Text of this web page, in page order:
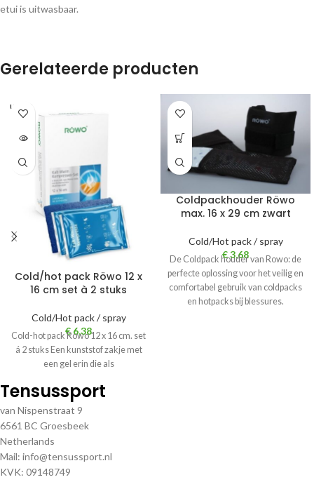
etui is uitwasbaar.
Gerelateerde producten
UITVE
RKOC
Cold/hot pack Röwo 12 x
16 cm set à 2 stuks
Cold/Hot pack / spray
€6,38
Cold-hot pack Rowo 12 x 16 cm. set
á 2 stuks Een kunststof zakje met
een gel erin die als
Coldpackhouder Röwo
max. 16 x 29 cm zwart
Cold/Hot pack / spray
€3,68
De Coldpack houder van Rowo: de
perfecte oplossing voor het veilig en
comfortabel gebruik van coldpacks
en hotpacks bij blessures.
Tensussport
van Nispenstraat 9
6561 BC Groesbeek
Netherlands
Mail: info@tensussport.nl
KVK: 09148749